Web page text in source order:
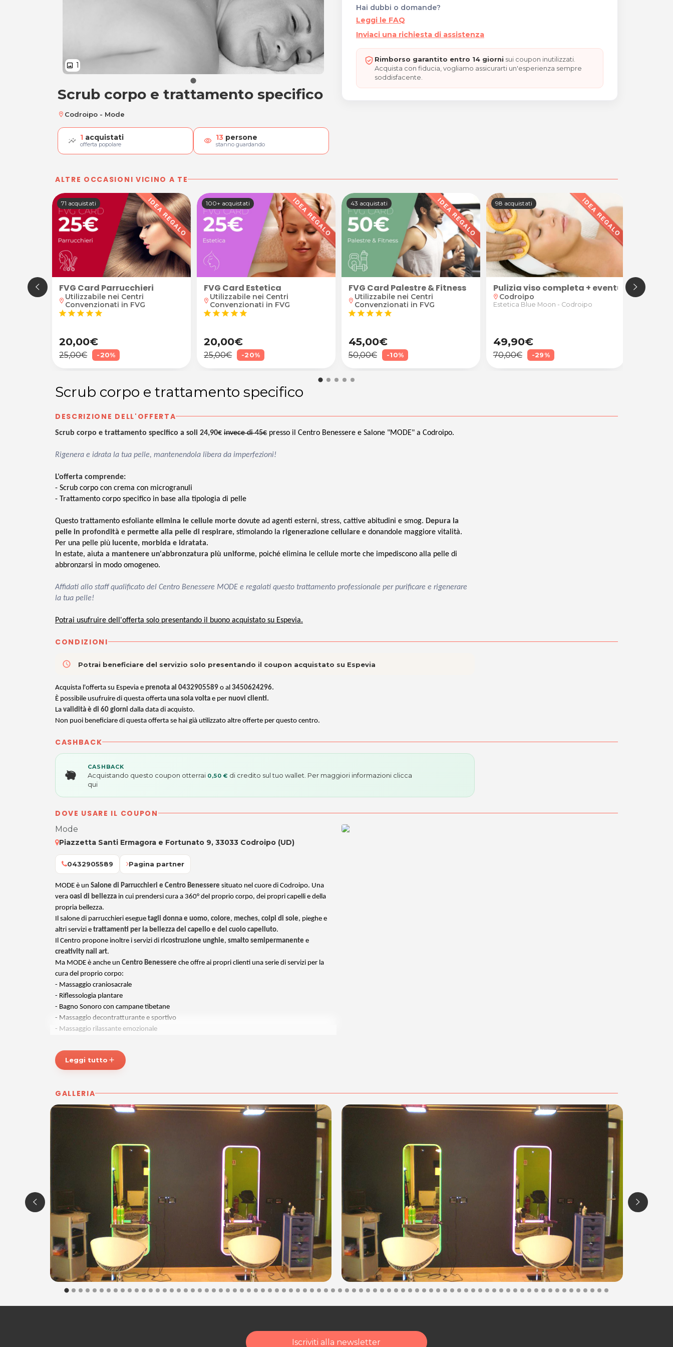
image 1
Scrub corpo e trattamento specifico
Scrub corpo e trattamento specifico
location_on Codroipo - Mode
1 acquistati
offerta popolare visibility 13 persone
stanno guardando
Hai dubbi o domande?
Leggi le FAQ
Inviaci una richiesta di assistenza
Rimborso garantito entro 14 giorni sui coupon inutilizzati.
Acquista con fiducia, vogliamo assicurarti un'esperienza sempre
soddisfacente.
ALTRE OCCASIONI VICINO A TE
semipermanente
71 acquistati
FVG Card Parrucchieri
location_on Utilizzabile nei Centri
Convenzionati in FVG
star star star star star
20,00€
25,00€ -20%
100+ acquistati
FVG Card Estetica
location_on Utilizzabile nei Centri
Convenzionati in FVG
star star star star star
20,00€
25,00€ -20%
43 acquistati
FVG Card Palestre & Fitness
location_on Utilizzabile nei Centri
Convenzionati in FVG
star star star star star
45,00€
50,00€ -10%
98 acquistati
Pulizia viso completa + eventuale
location_on Codroipo
Estetica Blue Moon - Codroipo
49,90€
70,00€ -29%
FVG
Scrub corpo e trattamento specifico
DESCRIZIONE DELL'OFFERTA
Scrub corpo e trattamento specifico a soli 24,90€ invece di 45€ presso il Centro Benessere e Salone "MODE" a Codroipo.
Rigenera e idrata la tua pelle, mantenendola libera da imperfezioni!
L'offerta comprende:
- Scrub corpo con crema con microgranuli
- Trattamento corpo specifico in base alla tipologia di pelle
Questo trattamento esfoliante elimina le cellule morte dovute ad agenti esterni, stress, cattive abitudini e smog. Depura la
pelle in profondità e permette alla pelle di respirare, stimolando la rigenerazione cellulare e donandole maggiore vitalità.
Per una pelle più lucente, morbida e idratata.
In estate, aiuta a mantenere un'abbronzatura più uniforme, poiché elimina le cellule morte che impediscono alla pelle di
abbronzarsi in modo omogeneo.
Affidati allo staff qualificato del Centro Benessere MODE e regalati questo trattamento professionale per purificare e rigenerare
la tua pelle!
Potrai usufruire dell'offerta solo presentando il buono acquistato su Espevia.
CONDIZIONI
access_time Potrai beneficiare del servizio solo presentando il coupon acquistato su Espevia
Acquista l'offerta su Espevia e prenota al 0432905589 o al 3450624296.
È possibile usufruire di questa offerta una sola volta e per nuovi clienti.
La validità è di 60 giorni dalla data di acquisto.
Non puoi beneficiare di questa offerta se hai già utilizzato altre offerte per questo centro.
CASHBACK
CASHBACK
Acquistando questo coupon otterrai 0,50 € di credito sul tuo wallet. Per maggiori informazioni clicca
qui
DOVE USARE IL COUPON
Mode
Piazzetta Santi Ermagora e Fortunato 9, 33033 Codroipo (UD)
0432905589 Pagina partner
MODE è un Salone di Parrucchieri e Centro Benessere situato nel cuore di Codroipo. Una
vera oasi di bellezza in cui prendersi cura a 360° del proprio corpo, dei propri capelli e della
propria bellezza.
Il salone di parrucchieri esegue tagli donna e uomo, colore, meches, colpi di sole, pieghe e
altri servizi e trattamenti per la bellezza del capello e del cuoio capelluto.
Il Centro propone inoltre i servizi di ricostruzione unghie, smalto semipermanente e
creativity nail art.
Ma MODE è anche un Centro Benessere che offre ai propri clienti una serie di servizi per la
cura del proprio corpo:
- Massaggio craniosacrale
- Riflessologia plantare
- Bagno Sonoro con campane tibetane
- Massaggio decontratturante e sportivo
- Massaggio rilassante emozionale
- Shiatsu
- Reiki
- Trattamenti corpo
Il centro utilizza prodotti italiani della linea "Dust Diamond", una linea per corpo e capelli
Evadi dalla routine quotidiana e concediti momenti di benessere, bellezza e relax da MODE.
Uno staff qualificato e professionale ti aspetta per prendersi cura di te e della tua bellezza!
Lunedì: 15.00 - 19.00
Martedì:
9.00 - 13.00 / 15.00 - 19.00
Mercoledì: 14.00 - 20.00
Giovedì:
9.00 - 13.00 / 15.00 - 19.00
Venerdì:
9.00 - 19.00
Sabato: 9.00 - 13.00
MODE - Spa Wellness e Centro Benessere
Piazzetta Santi Ermagora e Fortunato, 9
33033 Codroipo (UD)
Tel. 0432905589
Leggi tutto add
GALLERIA
Iscriviti alla newsletter